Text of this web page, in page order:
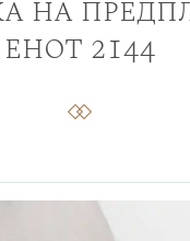
на
енот 2144